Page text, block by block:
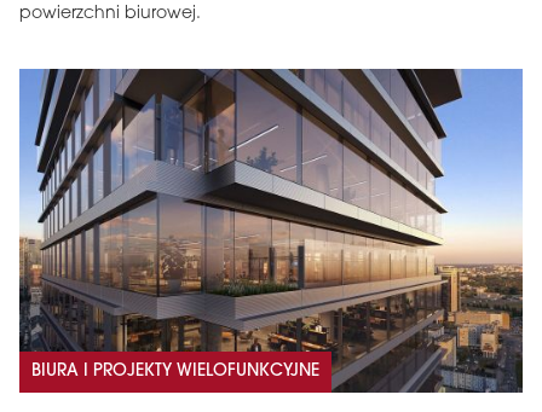
powierzchni biurowej.
BIURA I PROJEKTY WIELOFUNKCYJNE